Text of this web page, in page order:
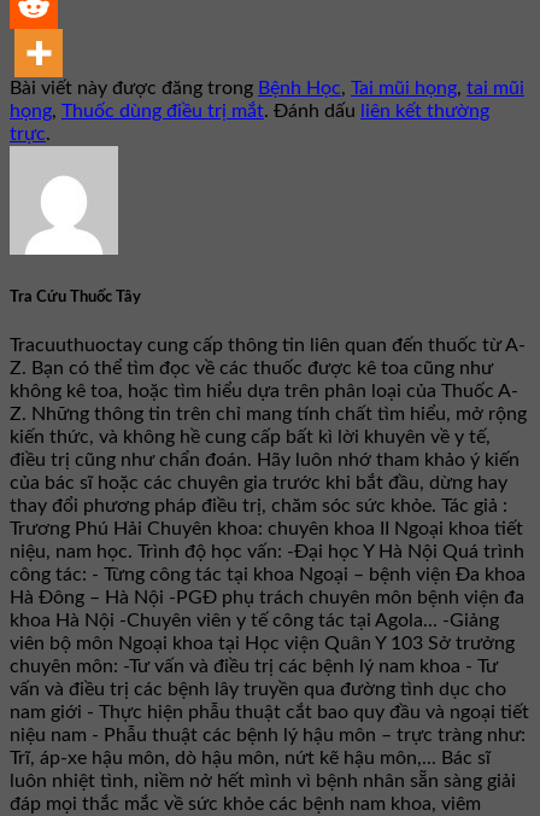
Bài viết này được đăng trong Bệnh Học, Tai mũi họng, tai mũi
họng, Thuốc dùng điều trị mắt. Đánh dấu
liên kết thường
trực.
Tra Cứu Thuốc Tây
Tracuuthuoctay cung cấp thông tin liên quan đến thuốc từ A-
Z. Bạn có thể tìm đọc về các thuốc được kê toa cũng như
không kê toa, hoặc tìm hiểu dựa trên phân loại của Thuốc A-
Z. Những thông tin trên chỉ mang tính chất tìm hiểu, mở rộng
kiến thức, và không hề cung cấp bất kì lời khuyên về y tế,
điều trị cũng như chẩn đoán. Hãy luôn nhớ tham khảo ý kiến
của bác sĩ hoặc các chuyên gia trước khi bắt đầu, dừng hay
thay đổi phương pháp điều trị, chăm sóc sức khỏe. Tác giả :
Trương Phú Hải Chuyên khoa: chuyên khoa II Ngoại khoa tiết
niệu, nam học. Trình độ học vấn: -Đại học Y Hà Nội Quá trình
công tác: - Từng công tác tại khoa Ngoại – bệnh viện Đa khoa
Hà Đông – Hà Nội -PGĐ phụ trách chuyên môn bệnh viện đa
khoa Hà Nội -Chuyên viên y tế công tác tại Agola... -Giảng
viên bộ môn Ngoại khoa tại Học viện Quân Y 103 Sở trưởng
chuyên môn: -Tư vấn và điều trị các bệnh lý nam khoa - Tư
vấn và điều trị các bệnh lây truyền qua đường tình dục cho
nam giới - Thực hiện phẫu thuật cắt bao quy đầu và ngoại tiết
niệu nam - Phẫu thuật các bệnh lý hậu môn – trực tràng như:
Trĩ, áp-xe hậu môn, dò hậu môn, nứt kẽ hậu môn,... Bác sĩ
luôn nhiệt tình, niềm nở hết mình vì bệnh nhân sẵn sàng giải
đáp mọi thắc mắc về sức khỏe các bệnh nam khoa, viêm